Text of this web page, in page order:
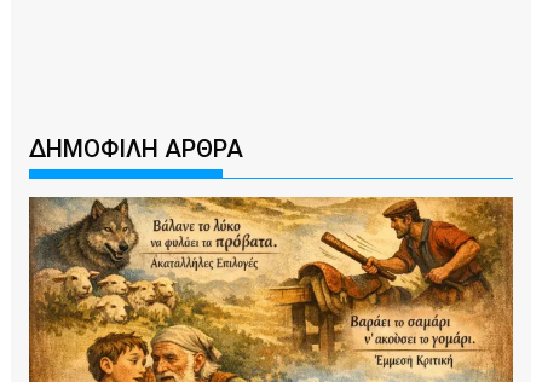
ΔΗΜΟΦΙΛΗ ΑΡΘΡΑ